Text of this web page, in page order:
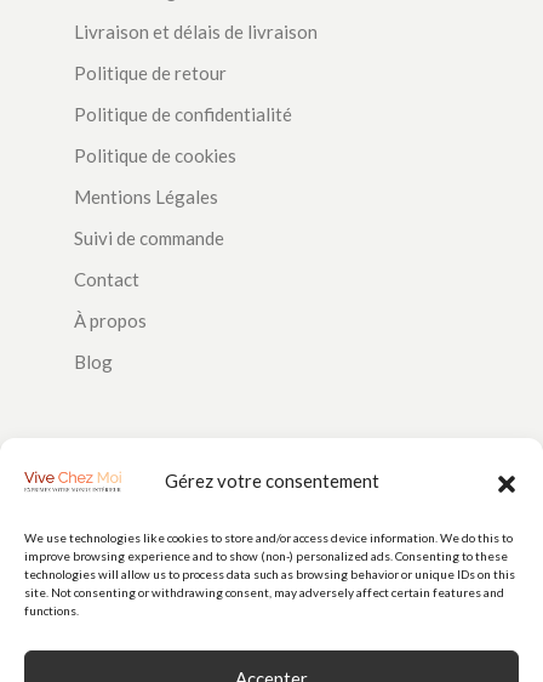
Gérez votre consentement
We use technologies like cookies to store and/or access device information. We do this to
improve browsing experience and to show (non-) personalized ads. Consenting to these
technologies will allow us to process data such as browsing behavior or unique IDs on this
site. Not consenting or withdrawing consent, may adversely affect certain features and
functions.
Livraison et délais de livraison
Politique de retour
Politique de confidentialité
Politique de cookies
Mentions Légales
Suivi de commande
Contact
À propos
Blog
PAIEMENTS